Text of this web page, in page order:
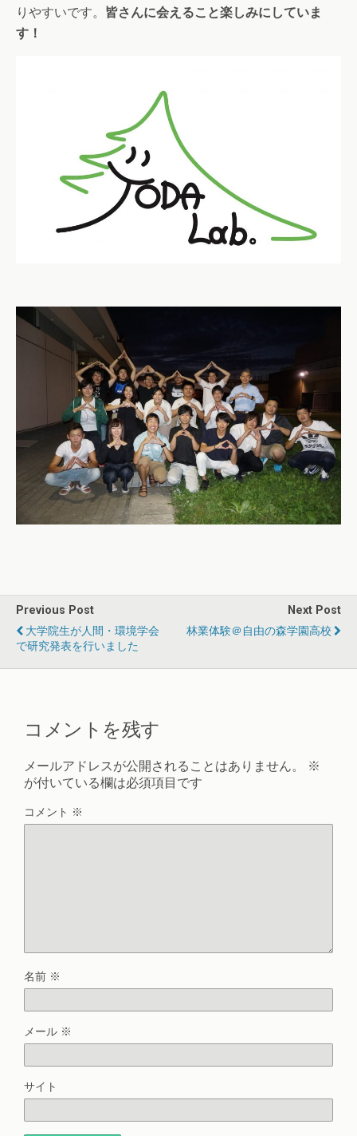
りやすいです。 皆さんに会えること楽しみにしていま
す！
Previous Post
大学院生が人間・環境学会
で研究発表を行いました
Next Post
林業体験＠自由の森学園高校
コメントを残す
メールアドレスが公開されることはありません。
※
が付いている欄は必須項目です
コメント ※
名前 ※
メール ※
サイト